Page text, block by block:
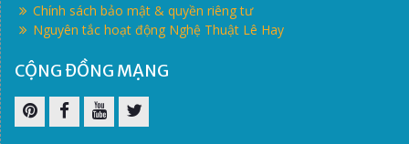
Chính sách bảo mật & quyền riêng tư
Nguyên tắc hoạt động Nghệ Thuật Lê Hay
CỘNG ĐỒNG MẠNG